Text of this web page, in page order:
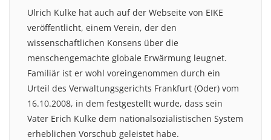
Ulrich Kulke hat auch auf der Webseite von EIKE
veröffentlicht, einem Verein, der den
wissenschaftlichen Konsens über die
menschengemachte globale Erwärmung leugnet.
Familiär ist er wohl voreingenommen durch ein
Urteil des Verwaltungsgerichts Frankfurt (Oder) vom
16.10.2008, in dem festgestellt wurde, dass sein
Vater Erich Kulke dem nationalsozialistischen System
erheblichen Vorschub geleistet habe.